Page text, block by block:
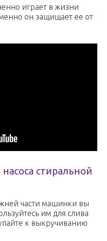
играет в жизни
он защищает ее от
стиральной
части машинки вы
им для слива
к выкручиванию